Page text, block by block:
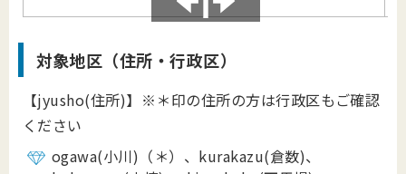
対象地区（住所・行政区）
【jyusho(住所)】※＊印の住所の方は行政区もご確認
ください
ogawa(小川)（＊）、kurakazu(倉数)、